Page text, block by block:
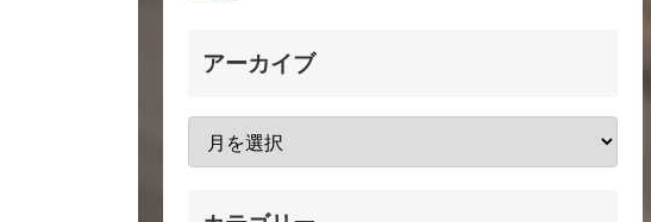
アーカイブ